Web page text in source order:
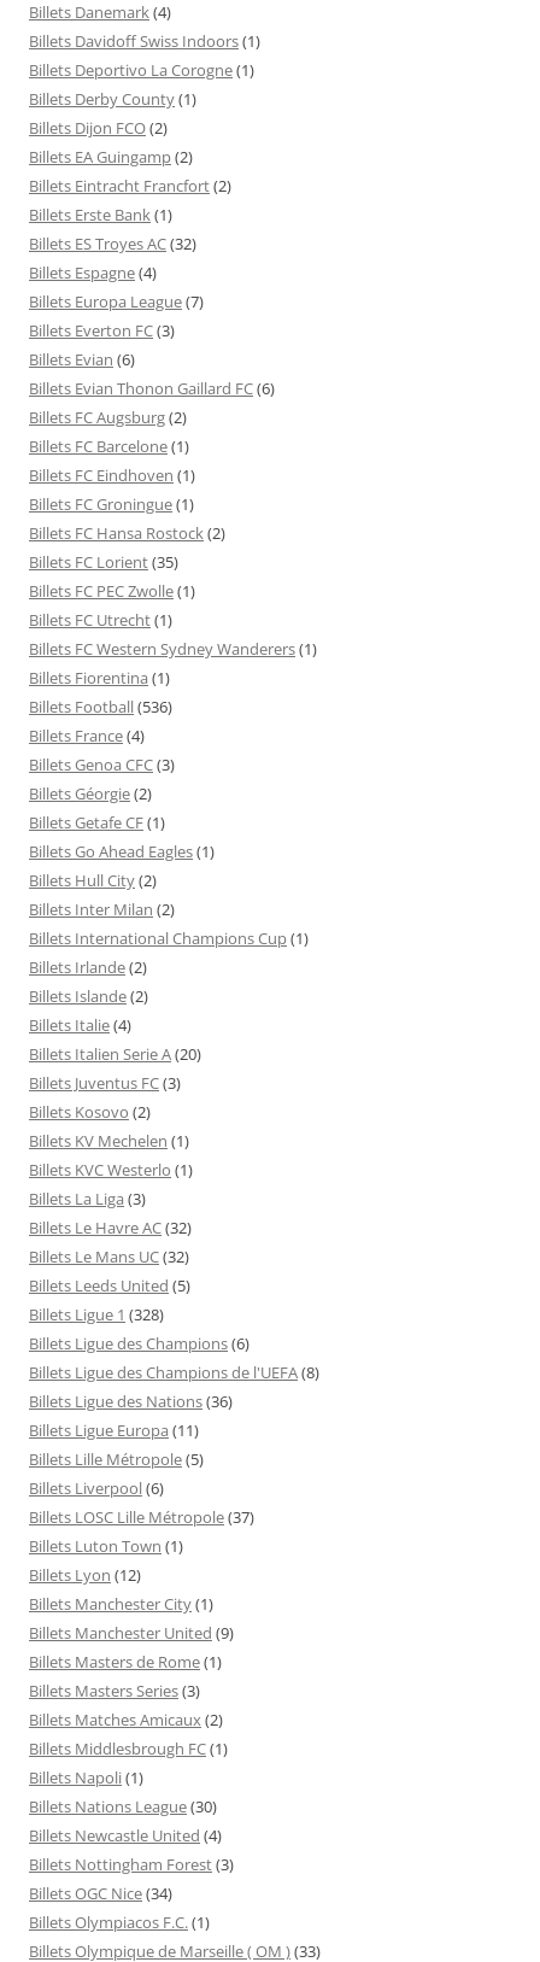
Billets Danemark(4)
Billets Davidoff Swiss Indoors(1)
Billets Deportivo La Corogne(1)
Billets Derby County(1)
Billets Dijon FCO(2)
Billets EA Guingamp(2)
Billets Eintracht Francfort(2)
Billets Erste Bank(1)
Billets ES Troyes AC(32)
Billets Espagne(4)
Billets Europa League(7)
Billets Everton FC(3)
Billets Evian (6)
Billets Evian Thonon Gaillard FC(6)
Billets FC Augsburg(2)
Billets FC Barcelone(1)
Billets FC Eindhoven (1)
Billets FC Groningue(1)
Billets FC Hansa Rostock(2)
Billets FC Lorient(35)
Billets FC PEC Zwolle(1)
Billets FC Utrecht(1)
Billets FC Western Sydney Wanderers(1)
Billets Fiorentina (1)
Billets Football(536)
Billets France(4)
Billets Genoa CFC(3)
Billets Géorgie(2)
Billets Getafe CF(1)
Billets Go Ahead Eagles(1)
Billets Hull City(2)
Billets Inter Milan (2)
Billets International Champions Cup(1)
Billets Irlande(2)
Billets Islande(2)
Billets Italie(4)
Billets Italien Serie A(20)
Billets Juventus FC(3)
Billets Kosovo (2)
Billets KV Mechelen (1)
Billets KVC Westerlo (1)
Billets La Liga (3)
Billets Le Havre AC(32)
Billets Le Mans UC(32)
Billets Leeds United (5)
Billets Ligue 1 (328)
Billets Ligue des Champions(6)
Billets Ligue des Champions de l'UEFA(8)
Billets Ligue des Nations(36)
Billets Ligue Europa (11)
Billets Lille Métropole(5)
Billets Liverpool(6)
Billets LOSC Lille Métropole(37)
Billets Luton Town (1)
Billets Lyon (12)
Billets Manchester City(1)
Billets Manchester United (9)
Billets Masters de Rome(1)
Billets Masters Series(3)
Billets Matches Amicaux(2)
Billets Middlesbrough FC(1)
Billets Napoli(1)
Billets Nations League(30)
Billets Newcastle United (4)
Billets Nottingham Forest(3)
Billets OGC Nice(34)
Billets Olympiacos F.C.(1)
Billets Olympique de Marseille ( OM )(33)